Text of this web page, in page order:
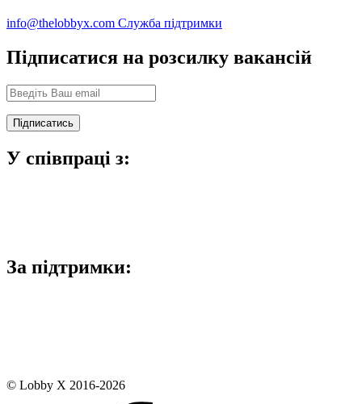
info@thelobbyx.com Служба підтримки
Підписатися на розсилку вакансій
У співпраці з:
За підтримки:
© Lobby X 2016-2026